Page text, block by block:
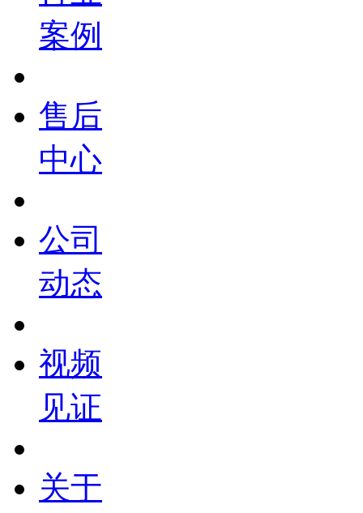
案例
售后
中心
公司
动态
视频
见证
关于